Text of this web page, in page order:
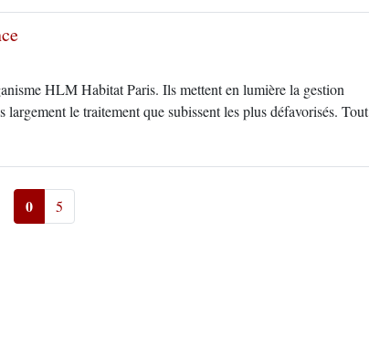
HLM Habitat Paris. Ils mettent en lumière la gestion
le traitement que subissent les plus défavorisés. Tout
0 5